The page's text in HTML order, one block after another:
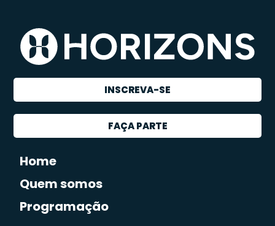
INSCREVA-SE
FAÇA PARTE
Home
Quem somos
Programação